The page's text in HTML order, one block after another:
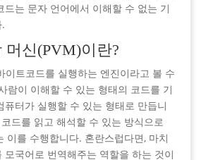
드는 문자 언어에서 이해할 수 없는 기
머신(PVM)이란?
이트코드를 실행하는 엔진이라고 볼 수
람이 이해할 수 있는 형태의 코드를 기
퓨터가 실행할 수 있는 형태로 만듭니
드를 읽고 해석할 수 있는 방식으로
이를 수행합니다. 혼란스럽다면, 마치
모국어로 번역해주는 역할을 하는 것이